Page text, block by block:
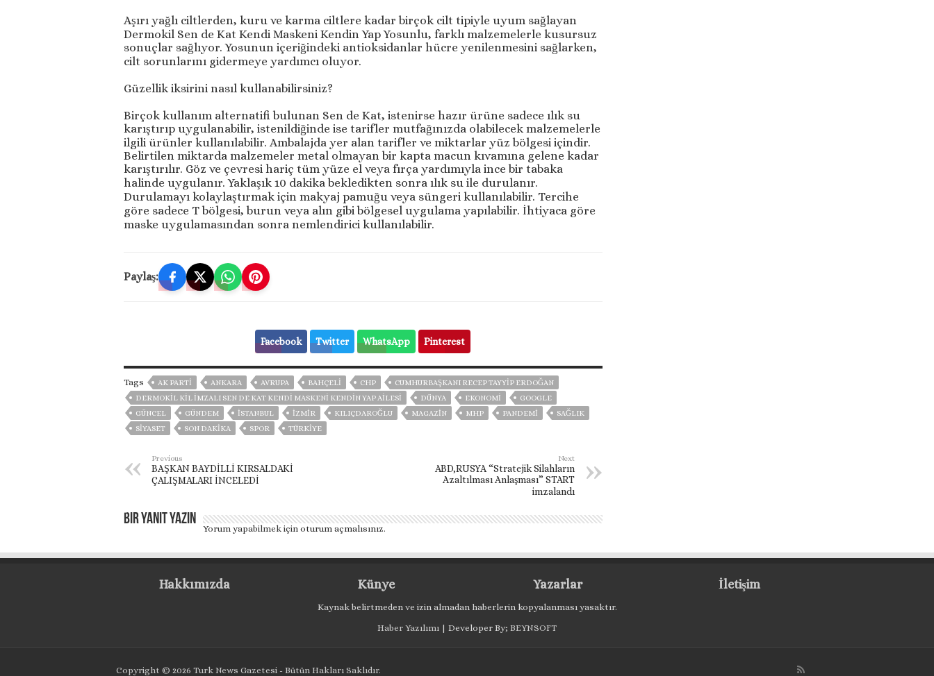
Aşırı yağlı ciltlerden, kuru ve karma ciltlere kadar birçok cilt tipiyle uyum sağlayan
Dermokil Sen de Kat Kendi Maskeni Kendin Yap Yosunlu, farklı malzemelerle kusursuz
sonuçlar sağlıyor. Yosunun içeriğindeki antioksidanlar hücre yenilenmesini sağlarken,
cilt sorunlarını gidermeye yardımcı oluyor.
Güzellik iksirini nasıl kullanabilirsiniz?
Birçok kullanım alternatifi bulunan Sen de Kat, istenirse hazır ürüne sadece ılık su
karıştırıp uygulanabilir, istenildiğinde ise tarifler mutfağınızda olabilecek malzemelerle
ilgili ürünler kullanılabilir. Ambalajda yer alan tarifler ve miktarlar yüz bölgesi içindir.
Belirtilen miktarda malzemeler metal olmayan bir kapta macun kıvamına gelene kadar
karıştırılır. Göz ve çevresi hariç tüm yüze el veya fırça yardımıyla ince bir tabaka
halinde uygulanır. Yaklaşık 10 dakika bekledikten sonra ılık su ile durulanır.
Durulamayı kolaylaştırmak için makyaj pamuğu veya süngeri kullanılabilir. Tercihe
göre sadece T bölgesi, burun veya alın gibi bölgesel uygulama yapılabilir. İhtiyaca göre
maske uygulamasından sonra nemlendirici kullanılabilir.
Paylaş:
Facebook Twitter WhatsApp Pinterest
Tags AK PARTİ ANKARA AVRUPA BAHÇELİ CHP
CUMHURBAŞKANI RECEP TAYYIP ERDOĞAN
DERMOKIL KIL IMZALI SEN DE KAT KENDI MASKENI KENDIN YAP AILESI
DÜNYA EKONOMİ
GOOGLE
GÜNCEL
GÜNDEM ISTANBUL İZMIR KILIÇDAROĞLU MAGAZİN MHP PANDEMİ
SAĞLIK
SİYASET
SON DAKIKA SPOR TÜRKİYE
Previous
BAŞKAN BAYDİLLİ KIRSALDAKİ
ÇALIŞMALARI İNCELEDİ
Next
ABD,RUSYA “Stratejik Silahların
Azaltılması Anlaşması” START
imzalandı
Bir yanıt yazın
Yorum yapabilmek için oturum açmalısınız.
Hakkımızda Künye Yazarlar İletişim
Kaynak belirtmeden ve izin almadan haberlerin kopyalanması yasaktır.
Haber Yazılımı | Developer By; BEYNSOFT
Copyright © 2026 Turk News Gazetesi - Bütün Hakları Saklıdır.